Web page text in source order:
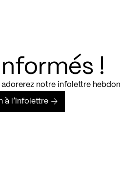
!
notre infolettre
à l’infolettre